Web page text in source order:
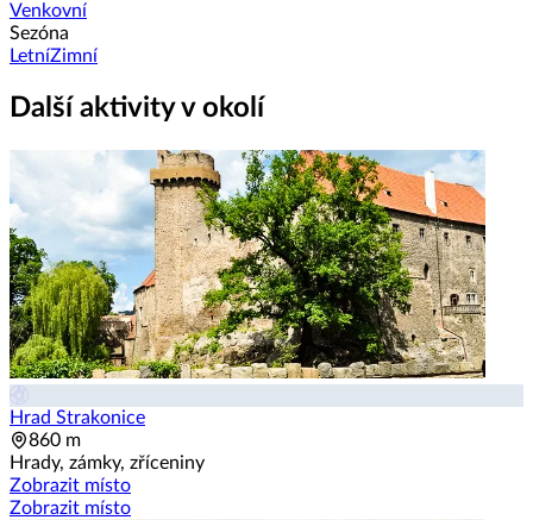
Venkovní
Sezóna
LetníZimní
Další aktivity v okolí
Hrad Strakonice
860 m
Hrady, zámky, zříceniny
Zobrazit místo
Zobrazit místo